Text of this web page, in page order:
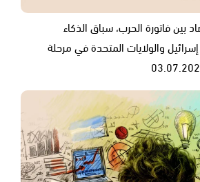
بين فاتورة الحرب، سباق الذكاء
والولايات المتحدة في مرحلة